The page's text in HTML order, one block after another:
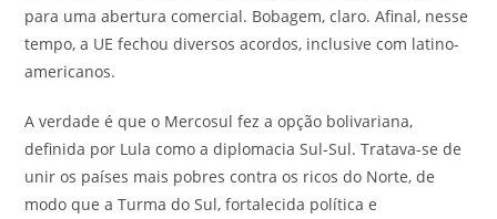
para uma abertura comercial. Bobagem, claro. Afinal, nesse
tempo, a UE fechou diversos acordos, inclusive com latino-
americanos.
A verdade é que o Mercosul fez a opção bolivariana,
definida por Lula como a diplomacia Sul-Sul. Tratava-se de
unir os países mais pobres contra os ricos do Norte, de
modo que a Turma do Sul, fortalecida política e